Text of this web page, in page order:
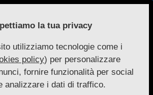
Menu
la tua privacy
utilizziamo tecnologie come i
policy) per personalizzare
fornire funzionalità per social
analizzare i dati di traffico.